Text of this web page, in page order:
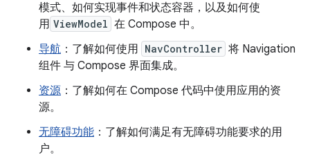
模式、如何实现事件和状态容器，以及如何使
用 ViewModel 在 Compose 中。
导航 ：了解如何使用 NavController 将 Navigation
组件 与 Compose 界面集成。
资源 ：了解如何在 Compose 代码中使用应用的资
源。
无障碍功能 ：了解如何满足有无障碍功能要求的用
户。